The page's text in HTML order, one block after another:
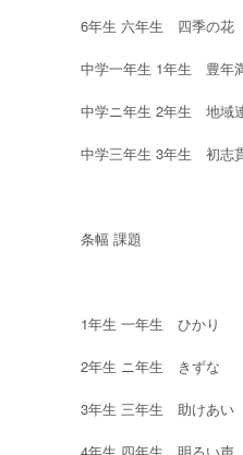
6年生 六年生 四季の花
中学一年生 1年生 豊年
中学ニ年生 2年生 地域
中学三年生 3年生 初志
条幅 課題
1年生 一年生 ひかり
2年生 ニ年生 きずな
3年生 三年生 助けあい